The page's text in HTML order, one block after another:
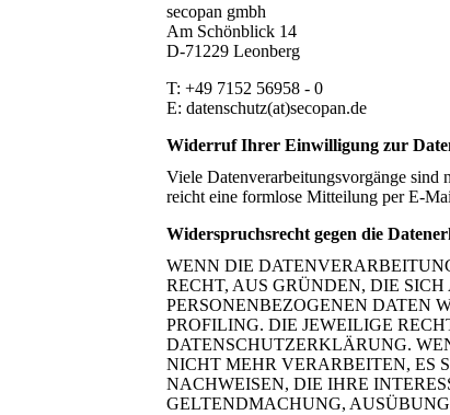
secopan gmbh
Am Schönblick 14
D-71229 Leonberg
T: +49 7152 56958 - 0
E: datenschutz(at)secopan.de
Widerruf Ihrer Einwilligung zur
Viele Datenverarbeitungsvorgänge
reicht eine formlose Mitteilung per E-
Widerspruchsrecht gegen die
WENN DIE
RECHT, AUS GRÜNDEN, DIE
PERSONENBEZOGENEN DATEN
PROFILING. DIE JEWEILIGE
DATENSCHUTZERKLÄRUNG.
NICHT MEHR VERARBEITEN, ES
NACHWEISEN, DIE IHRE
GELTENDMACHUNG,